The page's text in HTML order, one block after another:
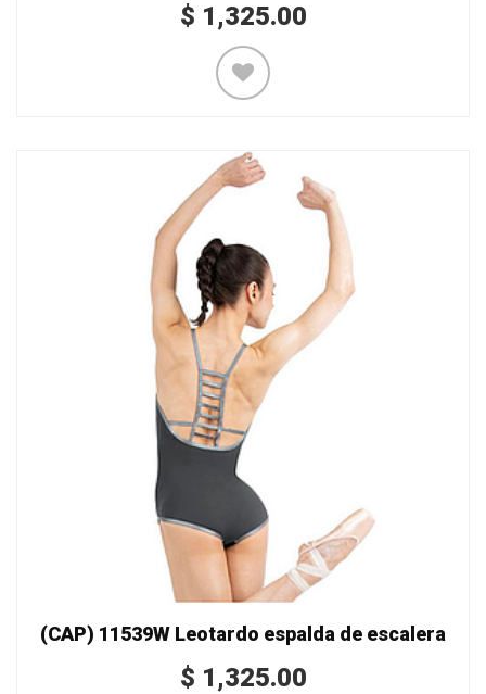
$ 1,325.00
(CAP) 11539W Leotardo espalda de escalera
$ 1,325.00